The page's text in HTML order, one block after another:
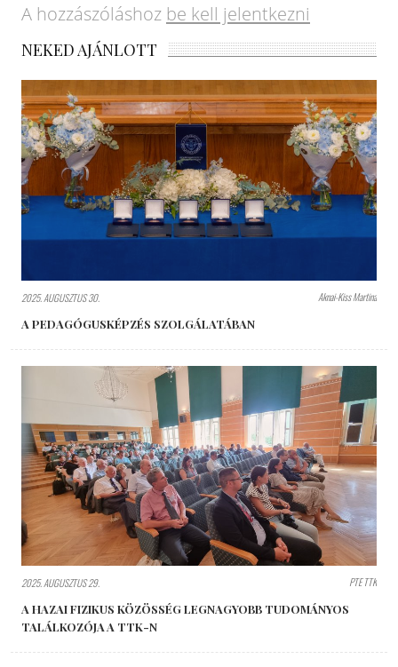
A hozzászóláshoz be kell jelentkezni
NEKED AJÁNLOTT
2025. AUGUSZTUS 30. Aknai-Kiss Martina
A PEDAGÓGUSKÉPZÉS SZOLGÁLATÁBAN
2025. AUGUSZTUS 29. PTE TTK
A HAZAI FIZIKUS KÖZÖSSÉG LEGNAGYOBB TUDOMÁNYOS
TALÁLKOZÓJA A TTK-N